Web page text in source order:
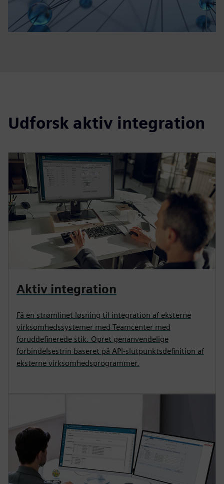
Udforsk aktiv integration
Aktiv integration
Få en strømlinet løsning til integration af eksterne
virksomhedssystemer med Teamcenter med
foruddefinerede stik. Opret genanvendelige
forbindelsestrin baseret på API-slutpunktsdefinition af
eksterne virksomhedsprogrammer.